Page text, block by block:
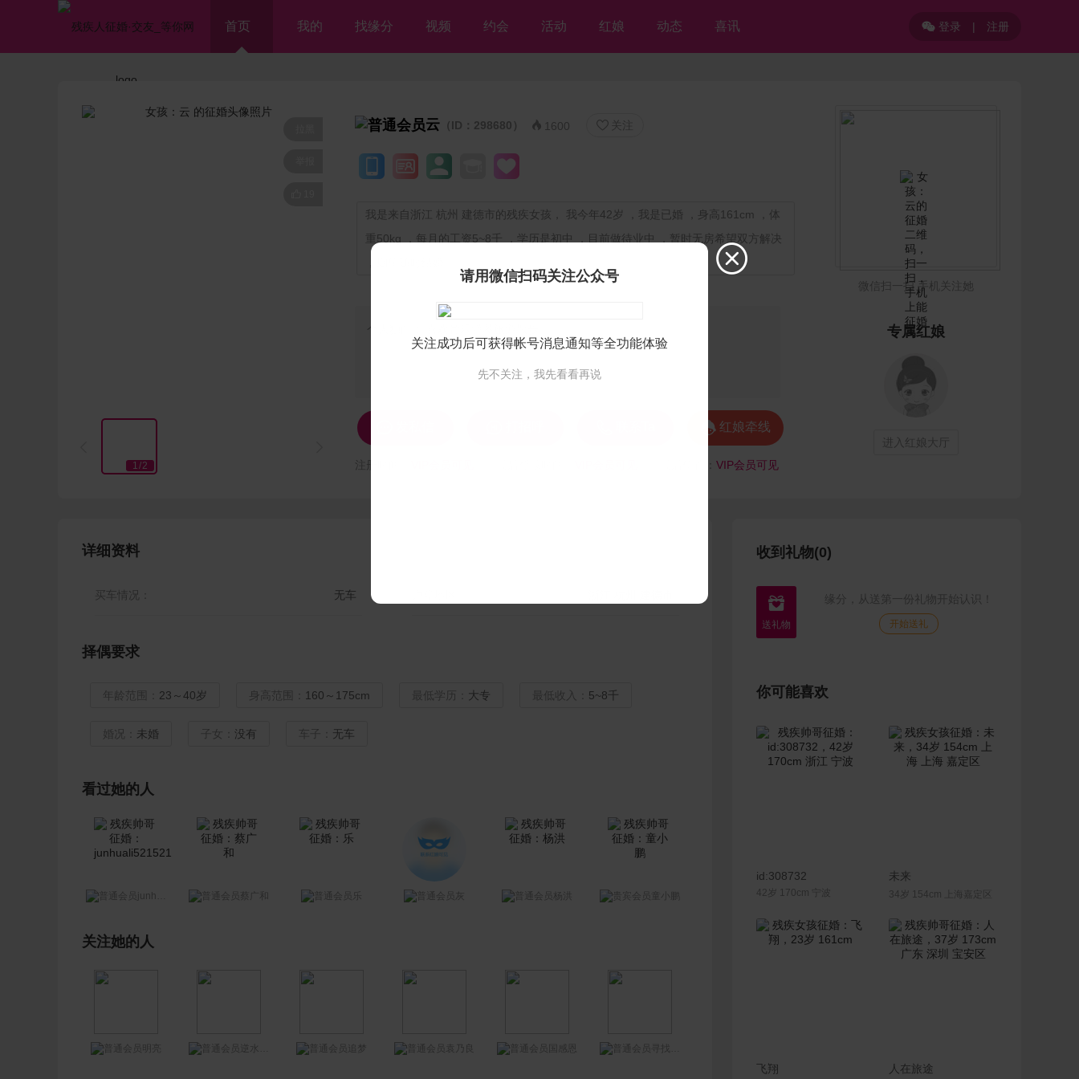
首页 我的 找缘分 视频 约会 活动 红娘 动态 喜讯 登录 | 注册
1/2
云 （ID：298680）  1600  关注
我是来自浙江 杭州 建德市的残疾女孩， 我今年42岁 ，我是已婚 ，身高161cm ，体
重50kg ，每月的工资5~8千 ，学历是初中 ，目前做待业中 ，暂时无房希望双方解决
个人独白：
 红娘牵线
VIP会员可见
微信扫一扫 手机关注她
专属红娘
进入红娘大厅
详细资料
买车情况： 无车
择偶要求
年龄范围： 23～40岁 身高范围： 160～175cm 最低学历： 大专 最低收入： 5~8千
婚况： 未婚 子女： 没有 车子： 无车
看过她的人
junhuali521521 灰 杨洪 童小鹏
关注她的人
逆水行舟 追梦 袁乃良 国感恩 寻找有缘人
收到礼物(0)
 缘分，从送第一份礼物开始认识！
开始送礼
你可能喜欢
联系Ta
id:308732
42岁 170cm 宁波
未来
34岁 154cm 上海嘉定区
飞翔 联系Ta
人在旅途

请用微信扫码关注公众号
关注成功后可获得帐号消息通知等全功能体验
先不关注，我先看看再说